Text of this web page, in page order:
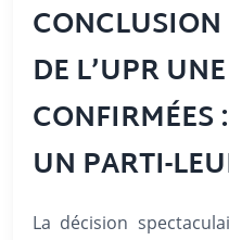
CONCLUSION
DE L’UPR
CONFIRMÉES
UN PARTI-
La décision